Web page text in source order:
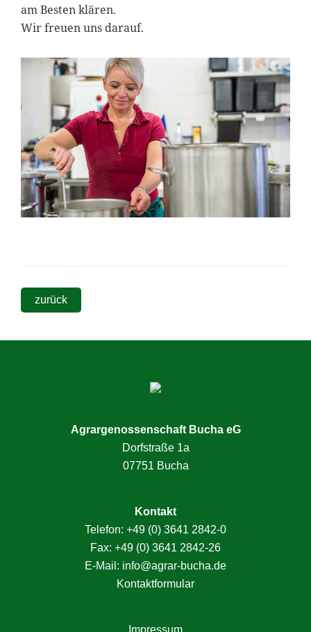
am Besten klären.
Wir freuen uns darauf.
zurück
Agrargenossenschaft Bucha eG
Dorfstraße 1a
07751 Bucha
Kontakt
Telefon: +49 (0) 3641 2842-0
Fax: +49 (0) 3641 2842-26
E-Mail: info@agrar-bucha.de
Kontaktformular